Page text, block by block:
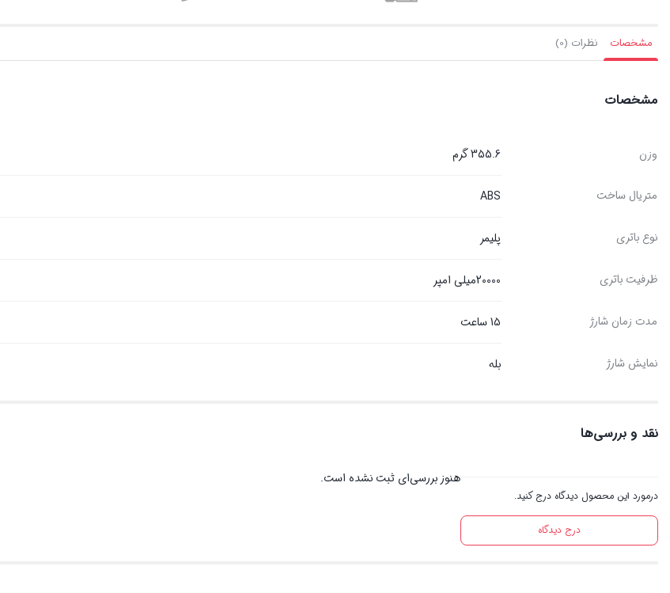
مشخصات نظرات (0)
مشخصات
وزن 355.6 گرم
متریال ساخت ABS
نوع باتری پلیمر
ظرفیت باتری 20000میلی امپر
مدت زمان شارژ 15 ساعت
نمایش شارژ بله
نقد و بررسی‌ها
درمورد این محصول دیدگاه درج کنید.
درج دیدگاه
هنوز بررسی‌ای ثبت نشده است.